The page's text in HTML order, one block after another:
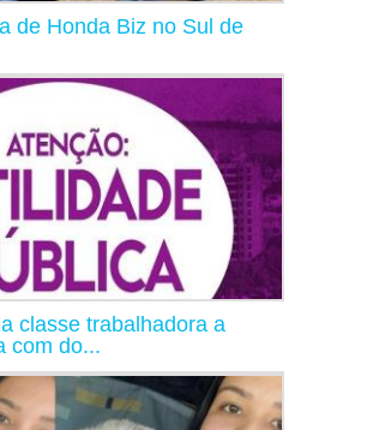
de Honda Biz no Sul de
classe trabalhadora a
com do...